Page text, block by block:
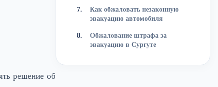
решение об
Как обжаловать незаконную
эвакуацию автомобиля
Обжалование штрафа за
эвакуацию в Сургуте